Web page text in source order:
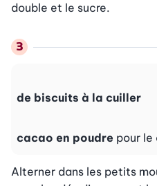
double et le sucre.
de biscuits à la cuiller
cacao en poudre pour le
Alterner dans les petits